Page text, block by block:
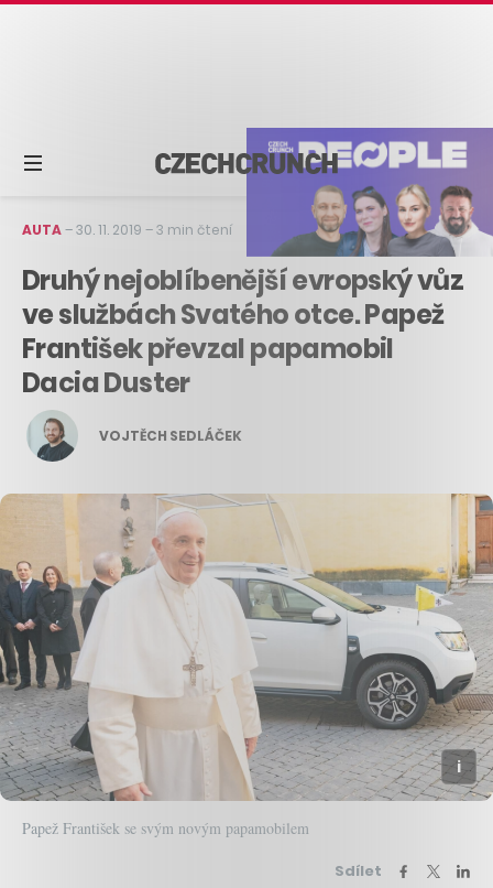
AUTA–30. 11. 2019 –3 min čtení
Druhý nejoblíbenější evropský vůz
ve službách Svatého otce. Papež
František převzal papamobil
Dacia Duster
VOJTĚCH SEDLÁČEK
Papež František se svým novým papamobilem
Sdílet